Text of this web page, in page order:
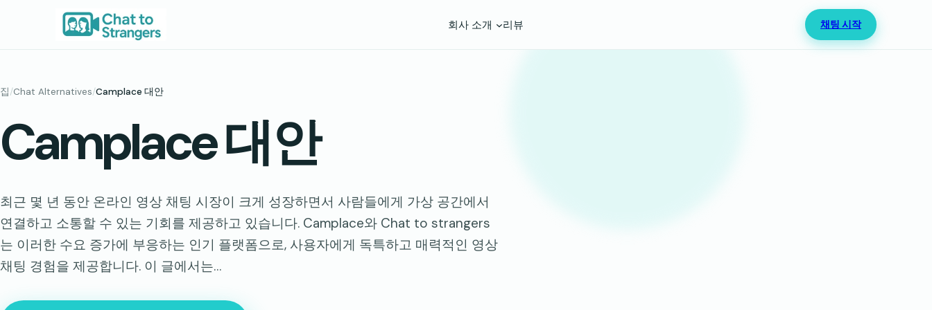
바
가
기
회사 소개 리뷰 채팅 시작
집/Chat Alternatives/Camplace 대안
Camplace 대안
최근 몇 년 동안 온라인 영상 채팅 시장이 크게 성장하면서 사람들에게 가상 공간에서
연결하고 소통할 수 있는 기회를 제공하고 있습니다. Camplace와 Chat to strangers
는 이러한 수요 증가에 부응하는 인기 플랫폼으로, 사용자에게 독특하고 매력적인 영상
채팅 경험을 제공합니다. 이 글에서는…